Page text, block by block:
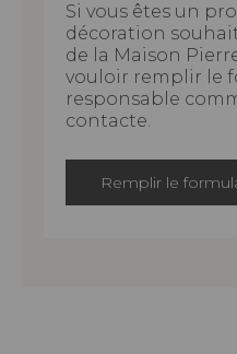
Si vous êtes un
décoration
de la Maison
vouloir remplir le
responsable
contacte.
Remplir le